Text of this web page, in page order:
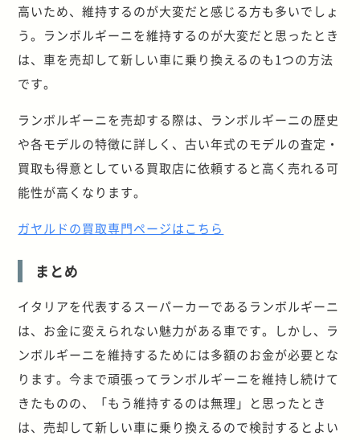
高いため、維持するのが大変だと感じる方も多いでしょ
う。ランボルギーニを維持するのが大変だと思ったとき
は、車を売却して新しい車に乗り換えるのも1つの方法
です。
ランボルギーニを売却する際は、ランボルギーニの歴史
や各モデルの特徴に詳しく、古い年式のモデルの査定・
買取も得意としている買取店に依頼すると高く売れる可
能性が高くなります。
ガヤルドの買取専門ページはこちら
まとめ
イタリアを代表するスーパーカーであるランボルギーニ
は、お金に変えられない魅力がある車です。しかし、ラ
ンボルギーニを維持するためには多額のお金が必要とな
ります。今まで頑張ってランボルギーニを維持し続けて
きたものの、「もう維持するのは無理」と思ったとき
は、売却して新しい車に乗り換えるので検討するとよい